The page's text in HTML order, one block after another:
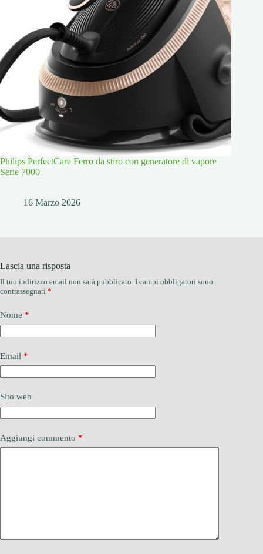
Philips PerfectCare Ferro da stiro con generatore di vapore
Serie 7000
16 Marzo 2026
Lascia una risposta
Il tuo indirizzo email non sarà pubblicato. I campi obbligatori sono
contrassegnati *
Nome *
Email *
Sito web
Aggiungi commento *